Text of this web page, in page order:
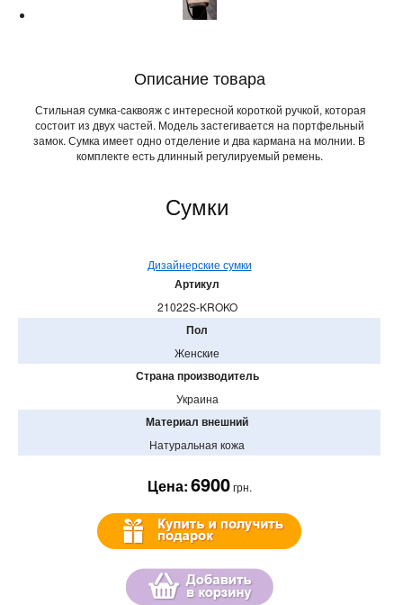
Описание товара
Стильная сумка-саквояж с интересной короткой ручкой, которая
состоит из двух частей. Модель застегивается на портфельный
замок. Сумка имеет одно отделение и два кармана на молнии. В
комплекте есть длинный регулируемый ремень.
Сумки
Дизайнерские сумки
Артикул
21022S-KROKO
Пол
Женские
Страна производитель
Украина
Материал внешний
Натуральная кожа
Цена:6900грн.